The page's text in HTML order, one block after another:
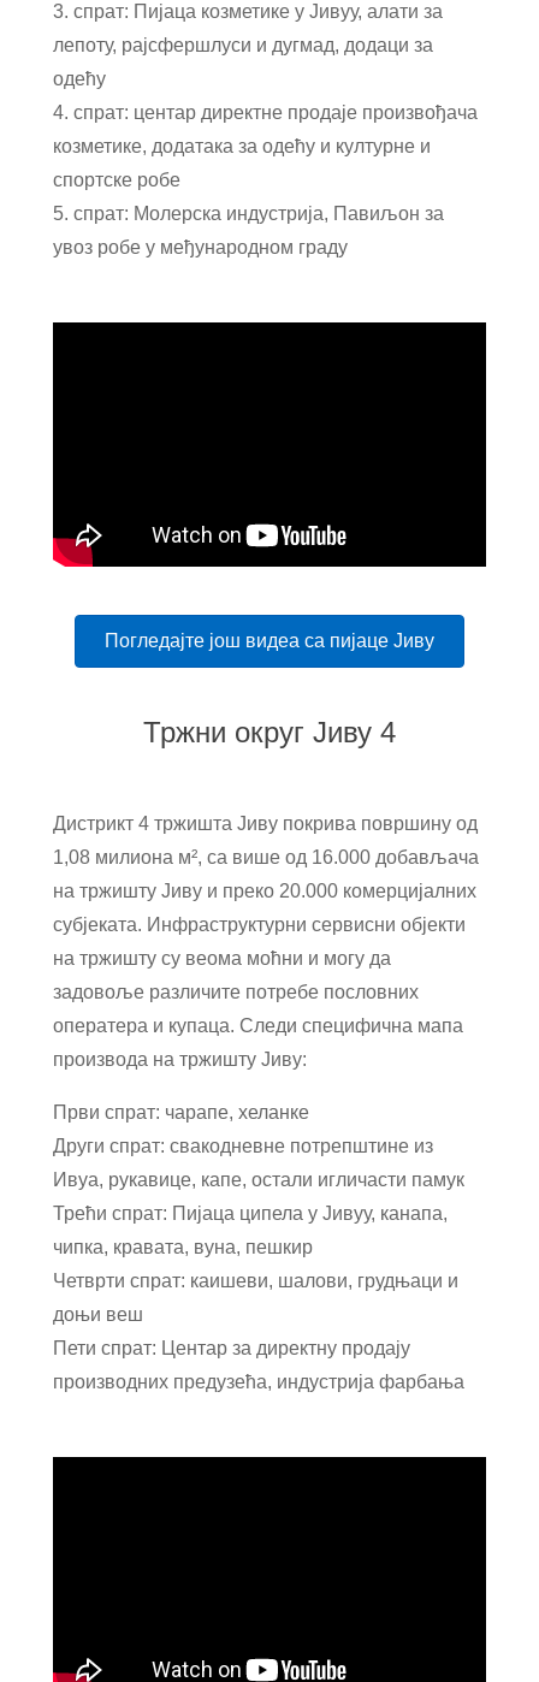
3. спрат: Пијаца козметике у Јивуу, алати за
лепоту, рајсфершлуси и дугмад, додаци за
одећу
4. спрат: центар директне продаје произвођача
козметике, додатака за одећу и културне и
спортске робе
5. спрат: Молерска индустрија, Павиљон за
увоз робе у међународном граду
Погледајте још видеа са пијаце Јиву
Тржни округ Јиву 4
Дистрикт 4 тржишта Јиву покрива површину од
1,08 милиона м², са више од 16.000 добављача
на тржишту Јиву и преко 20.000 комерцијалних
субјеката. Инфраструктурни сервисни објекти
на тржишту су веома моћни и могу да
задовоље различите потребе пословних
оператера и купаца. Следи специфична мапа
производа на тржишту Јиву:
Први спрат: чарапе, хеланке
Други спрат: свакодневне потрепштине из
Ивуа, рукавице, капе, остали игличасти памук
Трећи спрат: Пијаца ципела у Јивуу, канапа,
чипка, кравата, вуна, пешкир
Четврти спрат: каишеви, шалови, грудњаци и
доњи веш
Пети спрат: Центар за директну продају
производних предузећа, индустрија фарбања